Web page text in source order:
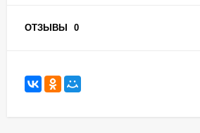
ОТЗЫВЫ 0